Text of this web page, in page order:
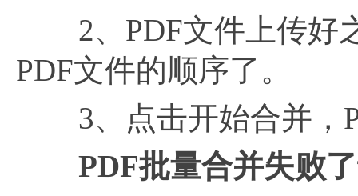
2、PDF文件上传好
PDF文件的顺序了。
3、点击开始合并，
PDF批量合并失败